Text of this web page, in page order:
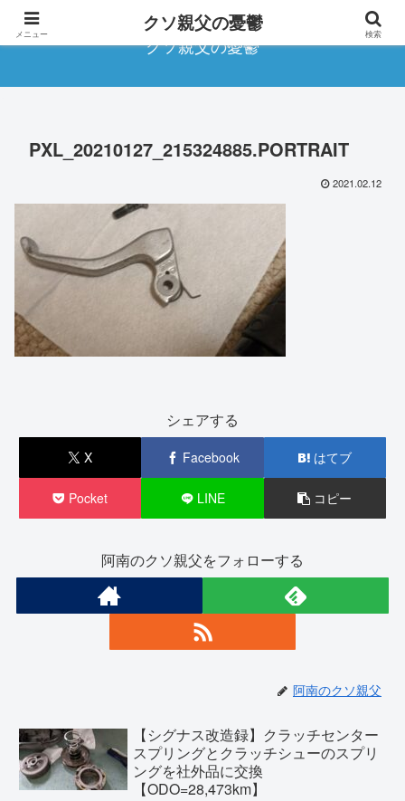
クソ親父の憂鬱
PXL_20210127_215324885.PORTRAIT
2021.02.12
シェアする
X Facebook はてブ
Pocket LINE コピー
阿南のクソ親父をフォローする
阿南のクソ親父
【シグナス改造録】クラッチセンター
スプリングとクラッチシューのスプリ
ングを社外品に交換
【ODO=28,473km】
メニュー クソ親父の憂鬱 検索